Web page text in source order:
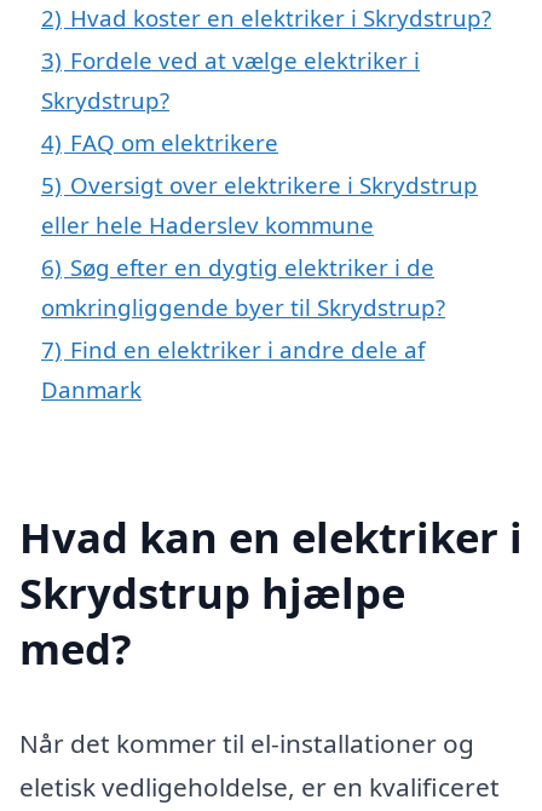
2) Hvad koster en elektriker i Skrydstrup?
3) Fordele ved at vælge elektriker i
Skrydstrup?
4) FAQ om elektrikere
5) Oversigt over elektrikere i Skrydstrup
eller hele Haderslev kommune
6) Søg efter en dygtig elektriker i de
omkringliggende byer til Skrydstrup?
7) Find en elektriker i andre dele af
Danmark
Hvad kan en elektriker i
Skrydstrup hjælpe
med?
Når det kommer til el-installationer og
eletisk vedligeholdelse, er en kvalificeret